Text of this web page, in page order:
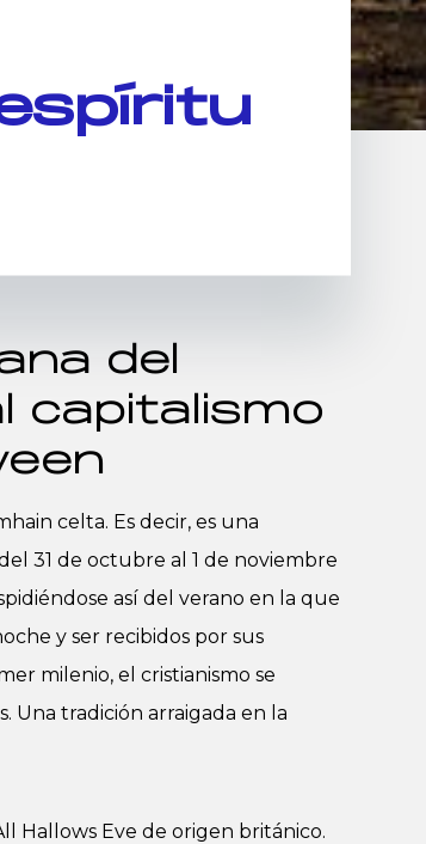
del
capitalismo
celta. Es decir, es una
31 de octubre al 1 de noviembre
así del verano en la que
y ser recibidos por sus
milenio, el cristianismo se
Una tradición arraigada en la
Hallows Eve de origen británico.